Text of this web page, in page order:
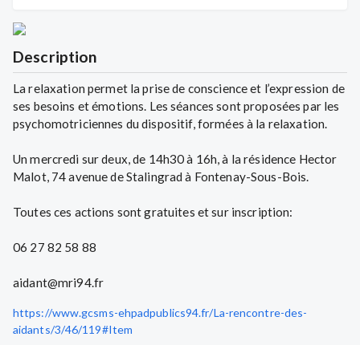
Description
La relaxation permet la prise de conscience et l’expression de
ses besoins et émotions. Les séances sont proposées par les
psychomotriciennes du dispositif, formées à la relaxation.
Un mercredi sur deux, de 14h30 à 16h, à la résidence Hector
Malot, 74 avenue de Stalingrad à Fontenay-Sous-Bois.
Toutes ces actions sont gratuites et sur inscription:
06 27 82 58 88
aidant@mri94.fr
https://www.gcsms-ehpadpublics94.fr/La-rencontre-des-
aidants/3/46/119#Item